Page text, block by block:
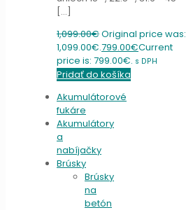
[…]
1,099.00€Original price was:
1,099.00€.799.00€Current
price is: 799.00€. s DPH
Pridať do košíka
Akumulátorové
fukáre
Akumulátory
a
nabíjačky
Brúsky
Brúsky
na
betón